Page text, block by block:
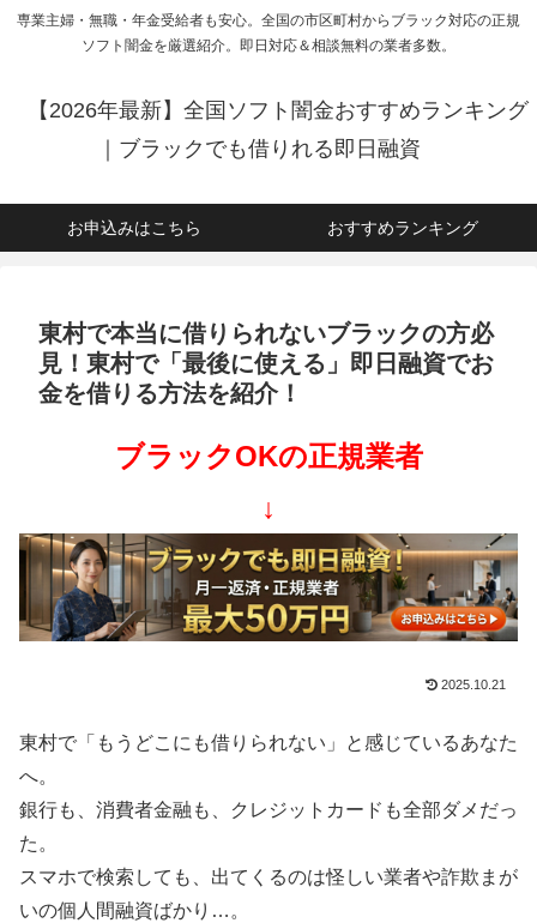
専業主婦・無職・年金受給者も安心。全国の市区町村からブラック対応の正規
ソフト闇金を厳選紹介。即日対応＆相談無料の業者多数。
【2026年最新】全国ソフト闇金おすすめランキング
｜ブラックでも借りれる即日融資
お申込みはこちら おすすめランキング
東村で本当に借りられないブラックの方必
見！東村で「最後に使える」即日融資でお
金を借りる方法を紹介！
ブラックOKの正規業者
↓
2025.10.21
東村で「もうどこにも借りられない」と感じているあなた
へ。
銀行も、消費者金融も、クレジットカードも全部ダメだっ
た。
スマホで検索しても、出てくるのは怪しい業者や詐欺まが
いの個人間融資ばかり…。